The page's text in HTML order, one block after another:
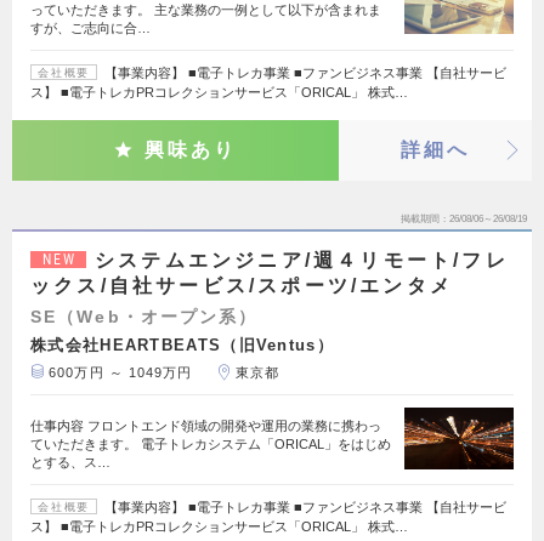
っていただきます。 主な業務の一例として以下が含まれま
すが、ご志向に合…
会社概要
【事業内容】 ■電子トレカ事業 ■ファンビジネス事業 【自社サービ
ス】 ■電子トレカPRコレクションサービス「ORICAL」 株式…
興味あり 詳細へ
掲載期間 26/08/06～26/08/19
NEW
システムエンジニア/週４リモート/フレ
ックス/自社サービス/スポーツ/エンタメ
SE（Web・オープン系）
株式会社HEARTBEATS（旧Ventus）
600万円 ～ 1049万円 東京都
仕事内容 フロントエンド領域の開発や運用の業務に携わっ
ていただきます。 電子トレカシステム「ORICAL」をはじめ
とする、ス…
会社概要
【事業内容】 ■電子トレカ事業 ■ファンビジネス事業 【自社サービ
ス】 ■電子トレカPRコレクションサービス「ORICAL」 株式…